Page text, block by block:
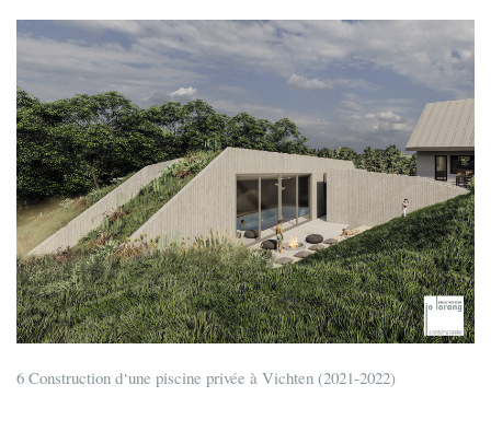
6 Construction d‘une piscine privée à Vichten (2021-2022)